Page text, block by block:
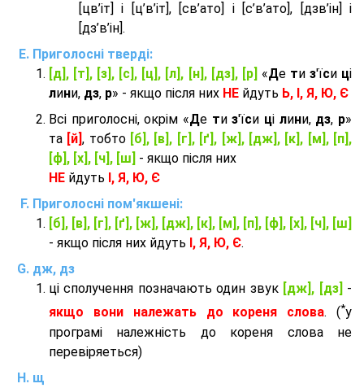
[цв’іт] і [ц’в’іт], [св’ато] і [с’в’ато], [дзв’iн] і
[дз’в’iн].
Приголосні тверді:
[д], [т], [з], [с], [ц], [л], [н], [дз], [р] «Де ти з'їси ці
лини, дз, р» - якщо після них НЕ йдуть Ь, І, Я, Ю, Є
Всі приголосні, окрім «Де тиз'їси ці лини, дз, р»
та [й], тобто [б], [в], [г], [ґ], [ж], [дж], [к], [м], [п],
[ф], [х], [ч], [ш] - якщо після них
НЕ йдуть І, Я, Ю, Є
Приголосні пом'якшені:
[б], [в], [г], [ґ], [ж], [дж], [к], [м], [п], [ф], [х], [ч], [ш]
- якщо після них йдуть І, Я, Ю, Є.
дж, дз
ці сполучення позначають один звук [дж], [дз] -
якщо вони належать до кореня слова. (*у
програмі належність до кореня слова не
перевіряеться)
щ